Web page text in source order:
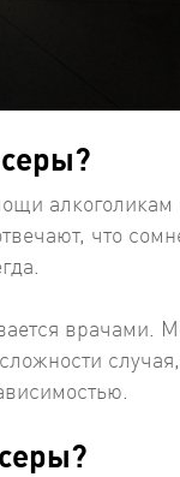
алкоголикам
что
врачами.